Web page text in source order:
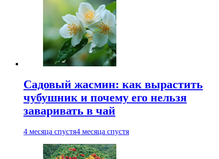
Садовый жасмин: как вырастить
чубушник и почему его нельзя
заваривать в чай
4 месяца спустя4 месяца спустя